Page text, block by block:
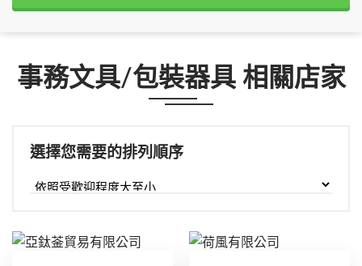
事務文具/包裝器具 相關店家
選擇您需要的排列順序